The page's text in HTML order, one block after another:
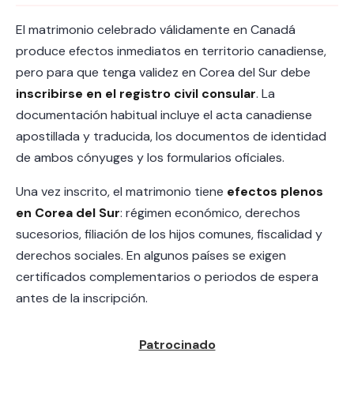
El matrimonio celebrado válidamente en Canadá
produce efectos inmediatos en territorio canadiense,
pero para que tenga validez en Corea del Sur debe
inscribirse en el registro civil consular. La
documentación habitual incluye el acta canadiense
apostillada y traducida, los documentos de identidad
de ambos cónyuges y los formularios oficiales.
Una vez inscrito, el matrimonio tiene efectos plenos
en Corea del Sur: régimen económico, derechos
sucesorios, filiación de los hijos comunes, fiscalidad y
derechos sociales. En algunos países se exigen
certificados complementarios o periodos de espera
antes de la inscripción.